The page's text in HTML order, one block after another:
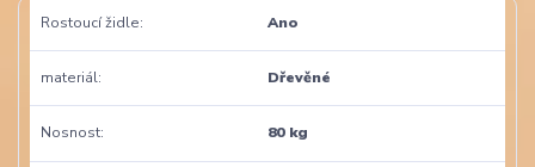
Rostoucí židle Ano
materiál Dřevěné
Nosnost 80 kg